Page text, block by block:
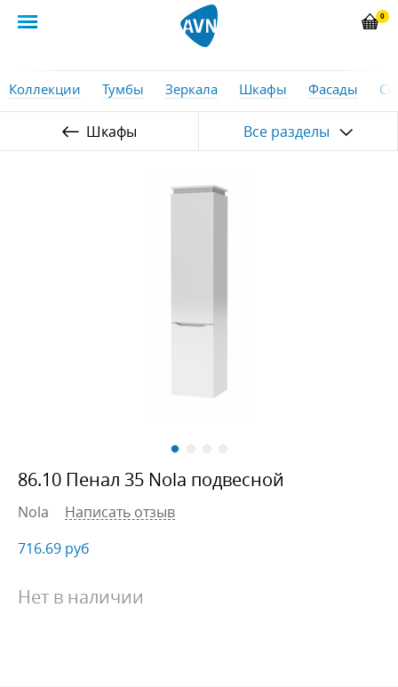
0
Коллекции Тумбы Зеркала Шкафы Фасады
Шкафы Все разделы
86.10 Пенал 35 Nola подвесной
Nola
Написать отзыв
716.69 руб
Нет в наличии